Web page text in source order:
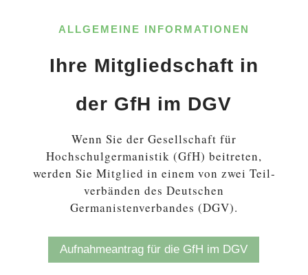
ALLGEMEINE INFORMATIONEN
Ihre Mitgliedschaft in
der GfH im DGV
Wenn Sie der Gesellschaft für
Hochschulgermanistik (GfH) bei­tre­ten,
werden Sie Mit­glied in einem von zwei Teil­
ver­bän­den des Deutschen
Germanistenverbandes (DGV).
Auf­nah­me­an­trag für die GfH im DGV